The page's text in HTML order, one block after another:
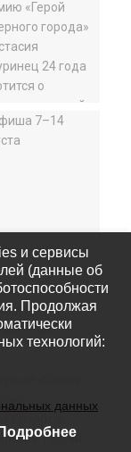
и сервисы
(данные об
Продолжая
технологий:
данных
Подробнее